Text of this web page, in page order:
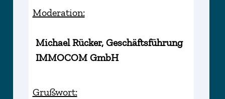
Moderation:
Michael Rücker, Geschäftsführung
IMMOCOM GmbH
Grußwort: